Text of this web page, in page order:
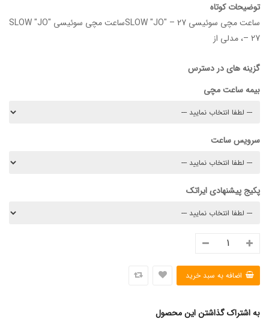
توضیحات کوتاه
ساعت مچی سوئیسی SLOW "JO" – 27ساعت مچی سوئیسی SLOW "JO"
– 27، مدلی از
گزینه های در دسترس
بیمه ساعت مچی
سرویس ساعت
پکیج پیشنهادی ایراتک
به اشتراک گذاشتن این محصول